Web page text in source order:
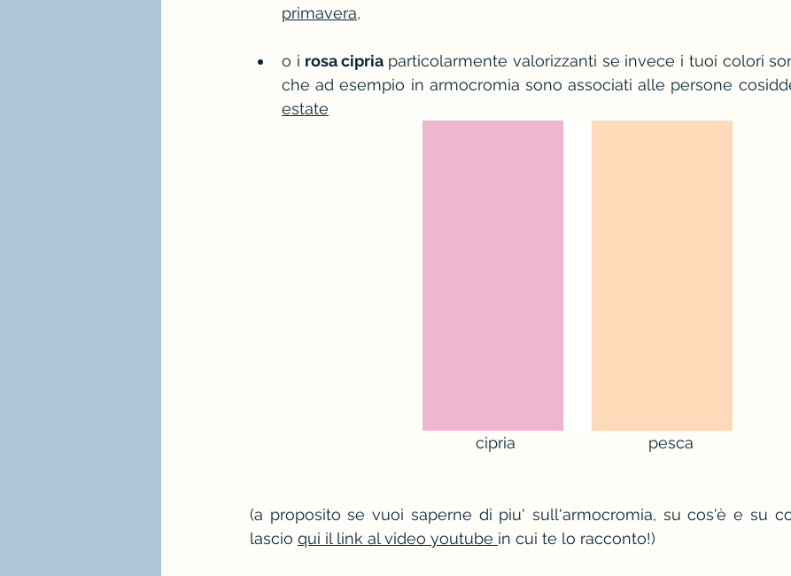
primavera,
o i rosa cipria particolarmente valorizzanti se invece i tuoi colori
che ad esempio in armocromia sono associati alle persone
estate
						   cipria                              pesca
(a proposito se vuoi saperne di piu' sull'armocromia, su cos'è e su
lascio qui il link al video youtube in cui te lo racconto!)